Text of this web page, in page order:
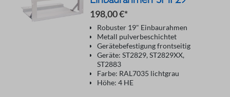
198,00 €*
Robuster 19" Einbaurahmen
Metall pulverbeschichtet
Gerätebefestigung frontseitig
Geräte: ST2829, ST2829XX,
ST2883
Farbe: RAL7035 lichtgrau
Höhe: 4 HE